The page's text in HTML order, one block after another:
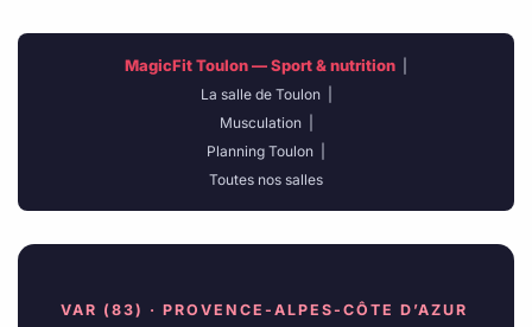
MagicFit Toulon — Sport & nutrition
La salle de Toulon|
Musculation|
Planning Toulon
Toutes nos salles
VAR (83) · PROVENCE-ALPES-CÔTE D’AZUR